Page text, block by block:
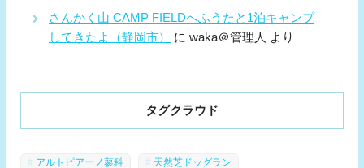
さんかく山 CAMP FIELDへふうたと1泊キャンプ
してきたよ（静岡市）
に waka＠管理人 より
タグクラウド
アルトピアーノ蓼科 天然芝ドッグラン